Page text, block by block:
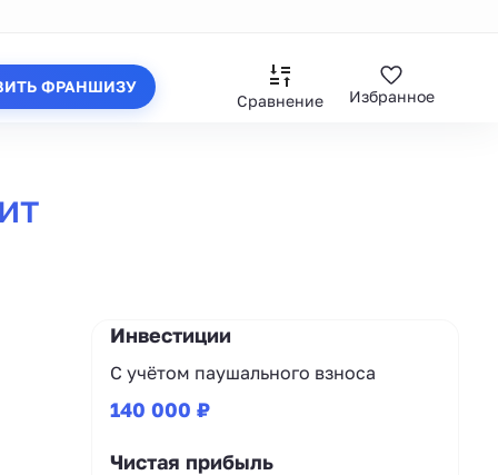
ФРАНШИЗУ
Сравнение Избранное
Инвестиции
С учётом паушального взноса
140 000 ₽
Чистая прибыль